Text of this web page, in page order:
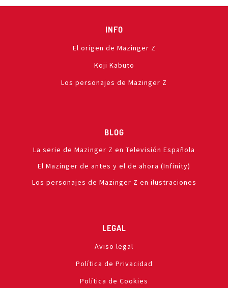
INFO
El origen de Mazinger Z
Koji Kabuto
Los personajes de Mazinger Z
BLOG
La serie de Mazinger Z en Televisión Española
El Mazinger de antes y el de ahora (Infinity)
Los personajes de Mazinger Z en ilustraciones
LEGAL
Aviso legal
Política de Privacidad
Política de Cookies